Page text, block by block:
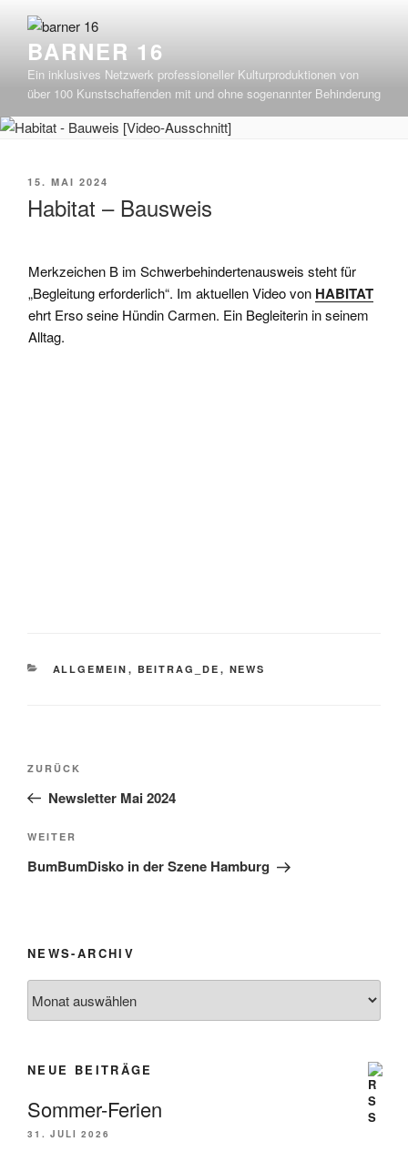
Inhalt
springenBARNER 16
Ein inklusives Netzwerk professioneller Kulturproduktionen von
über 100 Kunstschaffenden mit und ohne sogenannter Behinderung
VERÖFFENTLICHT
15. MAI 2024
Habitat – Bausweis
Merkzeichen B im Schwerbehindertenausweis steht für
„Begleitung erforderlich“. Im aktuellen Video von HABITAT
ehrt Erso seine Hündin Carmen. Ein Begleiterin in seinem
Alltag.
KATEGORIEN
ALLGEMEIN , BEITRAG_DE , NEWS
Beitragsnavigation
Vorheriger
Beitrag
ZURÜCK
Newsletter Mai 2024
Nächster
Beitrag
WEITER
BumBumDisko in der Szene Hamburg
NEWS-ARCHIV
Archiv
NEUE BEITRÄGE
Sommer-Ferien
31. JULI 2026